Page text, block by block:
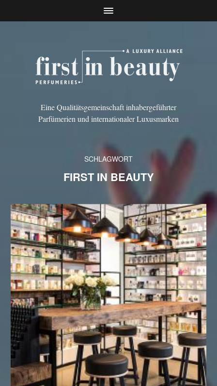
Eine Qualitätsgemeinschaft inhabergeführter
Parfümerien und internationaler Luxusmarken
SCHLAGWORT
FIRST IN BEAUTY